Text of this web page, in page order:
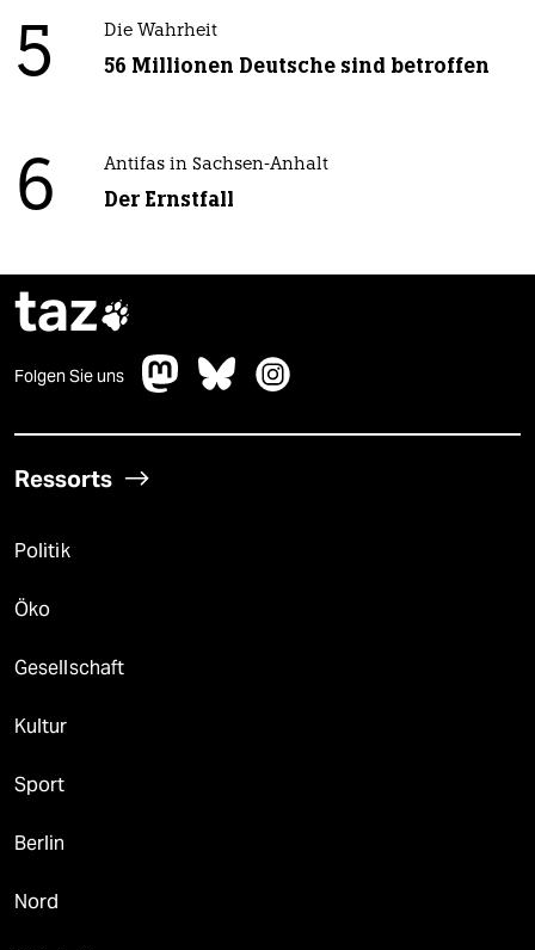
5 Die Wahrheit
56 Millionen Deutsche sind betroffen
6 Antifas in Sachsen-Anhalt
Der Ernstfall
taz
Folgen Sie uns
Ressorts
Politik
Öko
Gesellschaft
Kultur
Sport
Berlin
Nord